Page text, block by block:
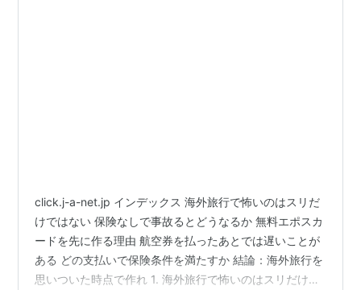
click.j-a-net.jp インデックス 海外旅行で怖いのはスリだ
けではない 保険なしで事故るとどうなるか 無料エポスカ
ードを先に作る理由 航空券を払ったあとでは遅いことが
ある どの支払いで保険条件を満たすか 結論：海外旅行を
思いついた時点で作れ 1. 海外旅行で怖いのはスリだけで